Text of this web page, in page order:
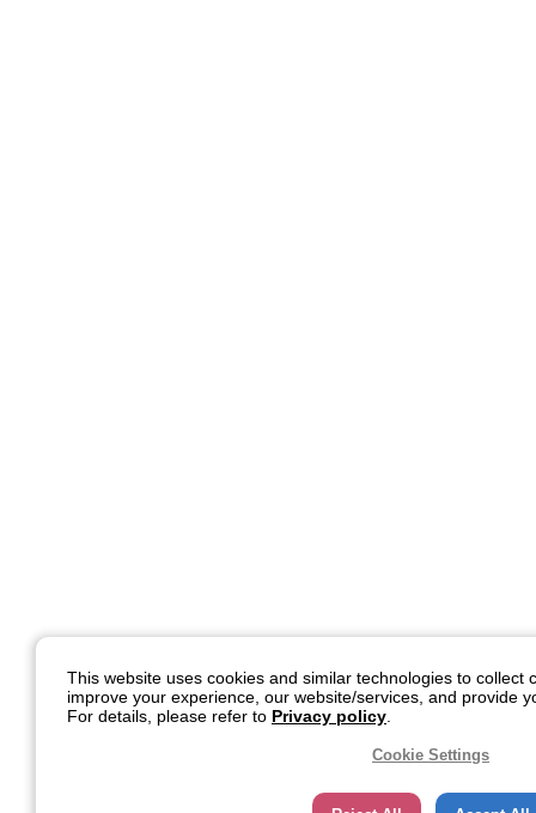
This website uses cookies and similar technologies to collect
improve your experience, our website/services, and provide
For details, please refer to Privacy policy
Cookie Settings